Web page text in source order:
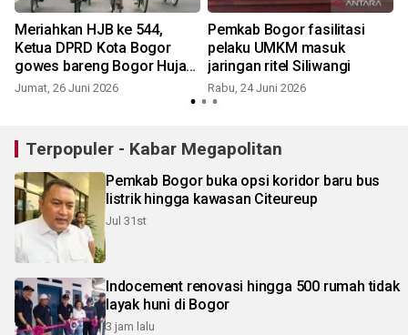
Meriahkan HJB ke 544,
Ketua DPRD Kota Bogor
gowes bareng Bogor Hujan
Onthel
Jumat, 26 Juni 2026
Pemkab Bogor fasilitasi
pelaku UMKM masuk
jaringan ritel Siliwangi
Rabu, 24 Juni 2026
Terpopuler - Kabar Megapolitan
Pemkab Bogor buka opsi koridor baru bus
listrik hingga kawasan Citeureup
Jul 31st
Indocement renovasi hingga 500 rumah tidak
layak huni di Bogor
3 jam lalu